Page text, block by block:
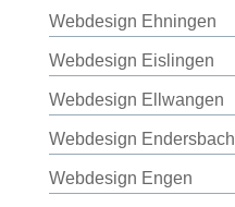
Webdesign Ehningen
Webdesign Eislingen
Webdesign Ellwangen
Webdesign Endersbach
Webdesign Engen